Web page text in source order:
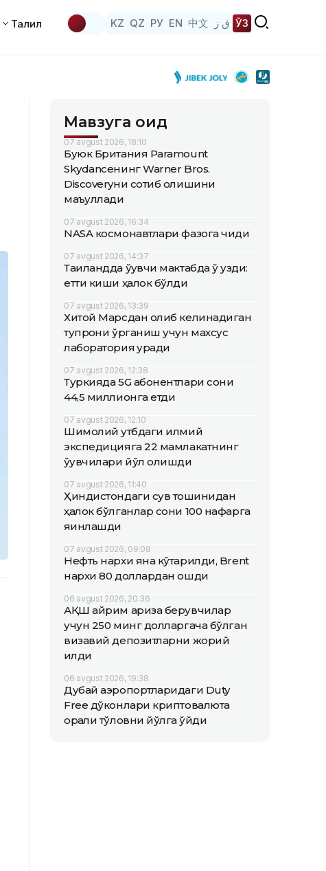
Таҳлил KZ QZ РУ EN 中文 ق ز ЎЗ
Мавзуга оид
07 avgust 2026, 18:10
Буюк Британия Paramount
Skydanceнинг Warner Bros.
Discoveryни сотиб олишини
маъқуллади
07 avgust 2026, 16:34
NASA космонавтлари фазога чиқди
07 avgust 2026, 14:37
Таиландда ўқувчи мактабда ўқ узди:
етти киши ҳалок бўлди
07 avgust 2026, 13:39
Хитой Марсдан олиб келинадиган
тупроқни ўрганиш учун махсус
лаборатория қуради
07 avgust 2026, 12:38
Туркияда 5G абонентлари сони
44,5 миллионга етди
07 avgust 2026, 12:10
Шимолий қутбдаги илмий
экспедицияга 22 мамлакатнинг
ўқувчилари йўл олишди
07 avgust 2026, 11:40
Ҳиндистондаги сув тошқинидан
ҳалок бўлганлар сони 100 нафарга
яқинлашди
07 avgust 2026, 09:08
Нефть нархи яна кўтарилди, Brent
нархи 80 доллардан ошди
06 avgust 2026, 20:36
АҚШ айрим ариза берувчилар
учун 250 минг долларгача бўлган
визавий депозитларни жорий
қилди
06 avgust 2026, 19:38
Дубай аэропортларидаги Duty
Free дўконлари криптовалюта
орқали тўловни йўлга қўйди